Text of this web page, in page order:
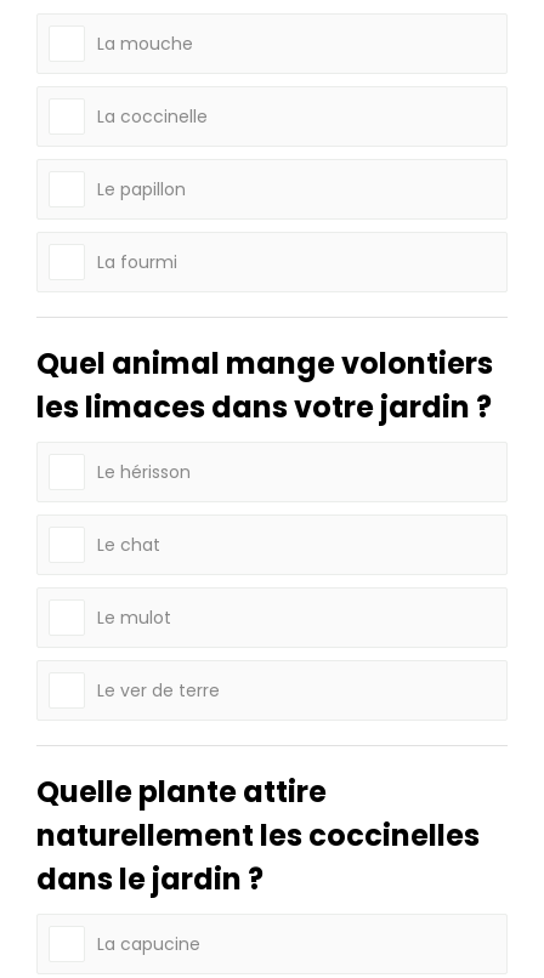
La mouche
La coccinelle
Le papillon
La fourmi
Quel animal mange volontiers
les limaces dans votre jardin ?
Le hérisson
Le chat
Le mulot
Le ver de terre
Quelle plante attire
naturellement les coccinelles
dans le jardin ?
La capucine